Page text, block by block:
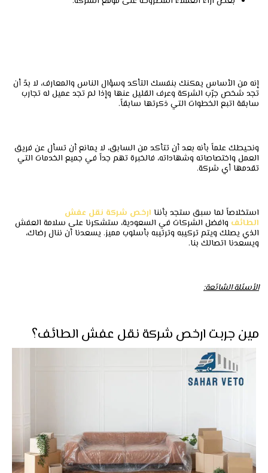
إنه من الأساس يمكنك بنفسك التأكد وسؤال الناس والمعارف، لا بدّ أن
تجد شخص جرّب الشركة وعرف القليل عنها وإذا لم تجد عميل له تجارب
سابقة اتبع الخطوات التي ذكرتها سابقاً.
ونحيطك علماً بأنه بعد أن تتأكد من السابق، لا يمانع أن تسأل عن فريق
العمل واختصاصاته وشهاداته، فالخبرة تهم جداً في جميع الخدمات التي
تقدمها أي شركة.
استخلاصاً لما سبق ستجد بأننا ارخص شركة نقل عفش
الطائف وافضل الشركات في السعودية، ستشكرنا على سلامة العفش
الذي يصلك ويتم تركيبه وترتيبه بأسلوب مميز. يسعدنا أن ننال رضاك،
ويسعدنا اتصالك بنا.
الأسئلة الشائعة:
مين جربت ارخص شركة نقل عفش الطائف؟